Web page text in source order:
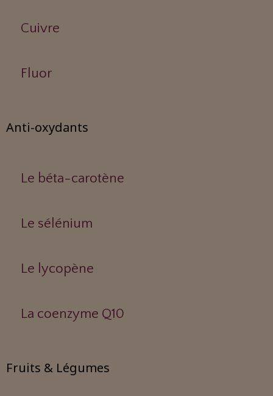
Cuivre
Fluor
Anti-oxydants
Le béta-carotène
Le sélénium
Le lycopène
La coenzyme Q10
Fruits & Légumes